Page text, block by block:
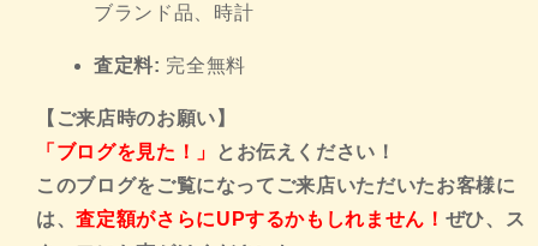
ブランド品、時計
査定料: 完全無料
【ご来店時のお願い】
「ブログを見た！」
とお伝えください！
このブログをご覧になってご来店いただいたお客様に
は、査定額がさらにUPするかもしれません！ ぜひ、ス